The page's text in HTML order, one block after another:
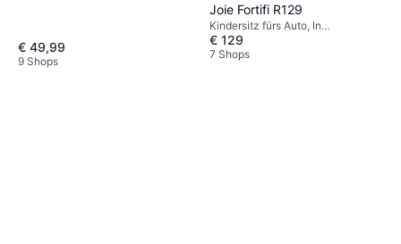
€ 49,99
9 Shops
Joie Fortifi R129
Kindersitz fürs Auto, In
Fahrtrichtung, i-Size, UN R129,
Waschbarer Bezug, Verstellbare
€ 129
7 Shops